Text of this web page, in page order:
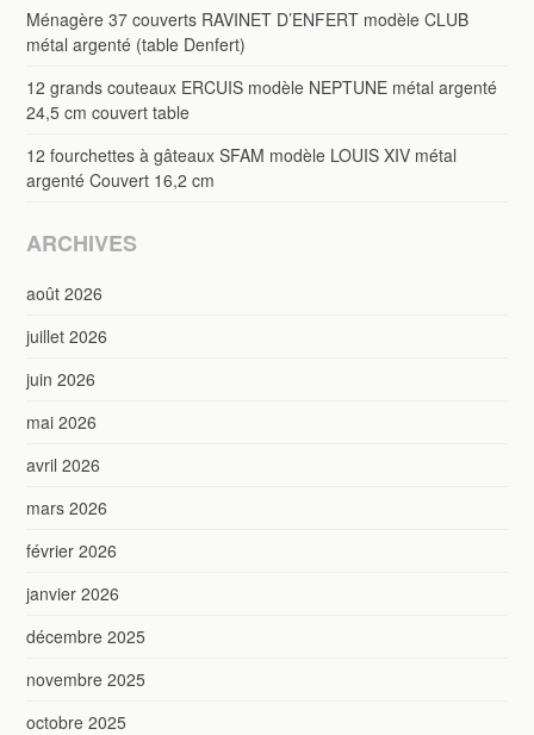
Ménagère 37 couverts RAVINET D’ENFERT modèle CLUB
métal argenté (table Denfert)
12 grands couteaux ERCUIS modèle NEPTUNE métal argenté
24,5 cm couvert table
12 fourchettes à gâteaux SFAM modèle LOUIS XIV métal
argenté Couvert 16,2 cm
ARCHIVES
août 2026
juillet 2026
juin 2026
mai 2026
avril 2026
mars 2026
février 2026
janvier 2026
décembre 2025
novembre 2025
octobre 2025